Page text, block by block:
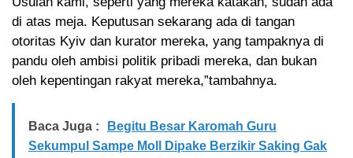
di atas meja. Keputusan sekarang ada di tangan
otoritas Kyiv dan kurator mereka, yang tampaknya di
pandu oleh ambisi politik pribadi mereka, dan bukan
oleh kepentingan rakyat mereka,”tambahnya.
Baca Juga :
Begitu Besar Karomah Guru
Sekumpul Sampe Moll Dipake Berzikir Saking Gak